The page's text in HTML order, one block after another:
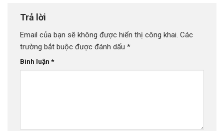
Trả lời
Email của bạn sẽ không được hiển thị công khai. Các
trường bắt buộc được đánh dấu *
Bình luận *